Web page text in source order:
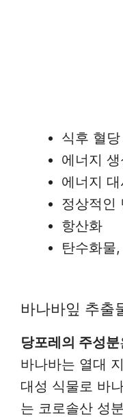
식후 혈
에너지 생
에너지
정상적인
항산화
탄수화물
바나바잎 추출
당포레의 주성분
바나바는 열대
대성 식물로 바
는 코로솔산 성